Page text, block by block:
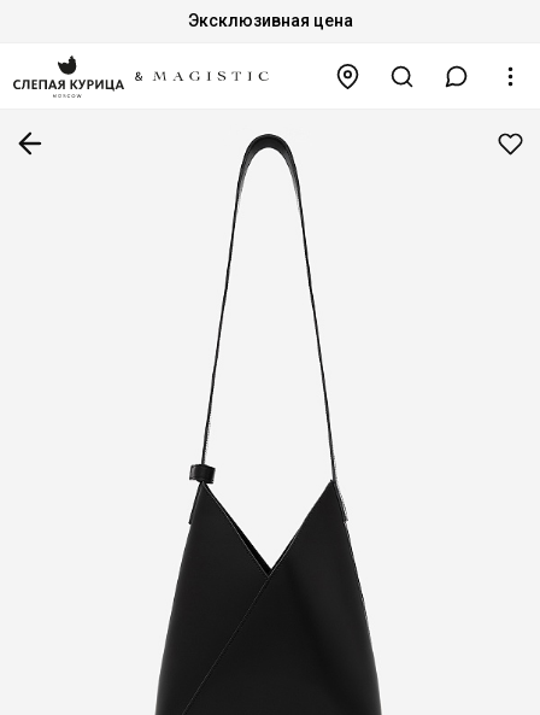
Эксклюзивная цена